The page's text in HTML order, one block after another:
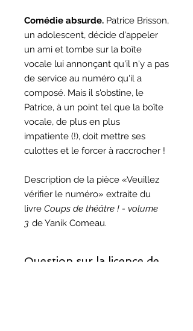
Comédie absurde. Patrice Brisson,
un adolescent, décide d'appeler
un ami et tombe sur la boîte
vocale lui annonçant qu'il n'y a pas
de service au numéro qu'il a
composé. Mais il s'obstine, le
Patrice, à un point tel que la boîte
vocale, de plus en plus
impatiente (!), doit mettre ses
culottes et le forcer à raccrocher !
Description de la pièce «Veuillez
vérifier le numéro» extraite du
livre Coups de théâtre ! - volume
3 de Yanik Comeau.
Question sur la licence de